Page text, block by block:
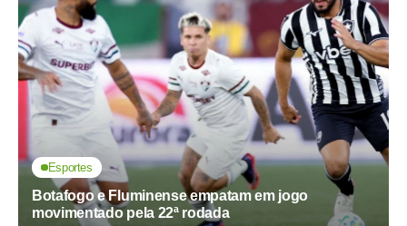
Esportes
Botafogo e Fluminense empatam em jogo
movimentado pela 22ª rodada